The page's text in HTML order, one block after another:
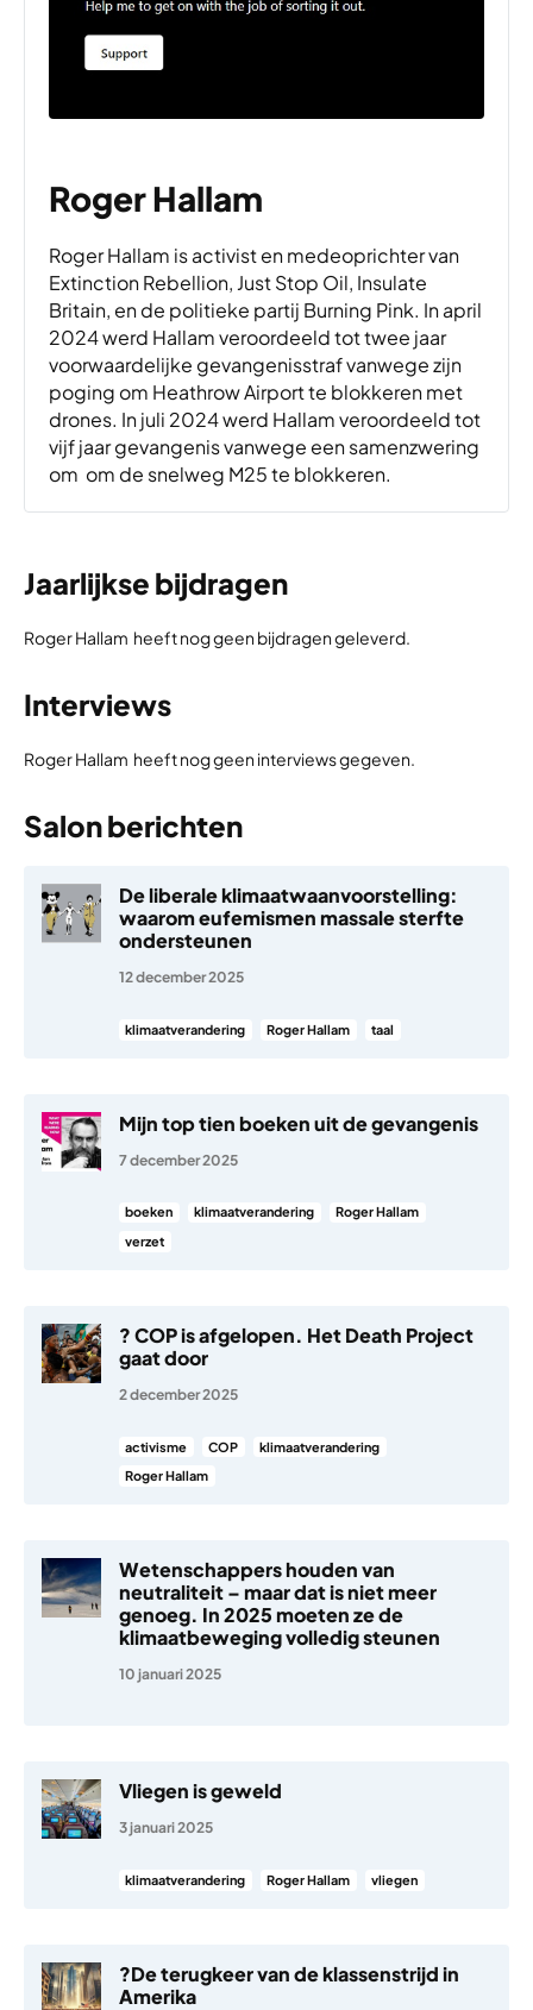
Roger Hallam
Roger Hallam is activist en medeoprichter van
Extinction Rebellion, Just Stop Oil, Insulate
Britain, en de politieke partij Burning Pink. In april
2024 werd Hallam veroordeeld tot twee jaar
voorwaardelijke gevangenisstraf vanwege zijn
poging om Heathrow Airport te blokkeren met
drones. In juli 2024 werd Hallam veroordeeld tot
vijf jaar gevangenis vanwege een samenzwering
om om de snelweg M25 te blokkeren.
Jaarlijkse bijdragen
Roger Hallam heeft nog geen bijdragen geleverd.
Interviews
Roger Hallam heeft nog geen interviews gegeven.
Salon berichten
De liberale klimaatwaanvoorstelling:
waarom eufemismen massale sterfte
ondersteunen
12 december 2025
klimaatverandering Roger Hallam taal
Mijn top tien boeken uit de gevangenis
7 december 2025
boeken klimaatverandering
Roger Hallam
verzet
? COP is afgelopen. Het Death Project
gaat door
2 december 2025
activisme COP
klimaatverandering
Roger Hallam
Wetenschappers houden van
neutraliteit – maar dat is niet meer
genoeg. In 2025 moeten ze de
klimaatbeweging volledig steunen
10 januari 2025
Vliegen is geweld
3 januari 2025
klimaatverandering Roger Hallam vliegen
?De terugkeer van de klassenstrijd in
Amerika